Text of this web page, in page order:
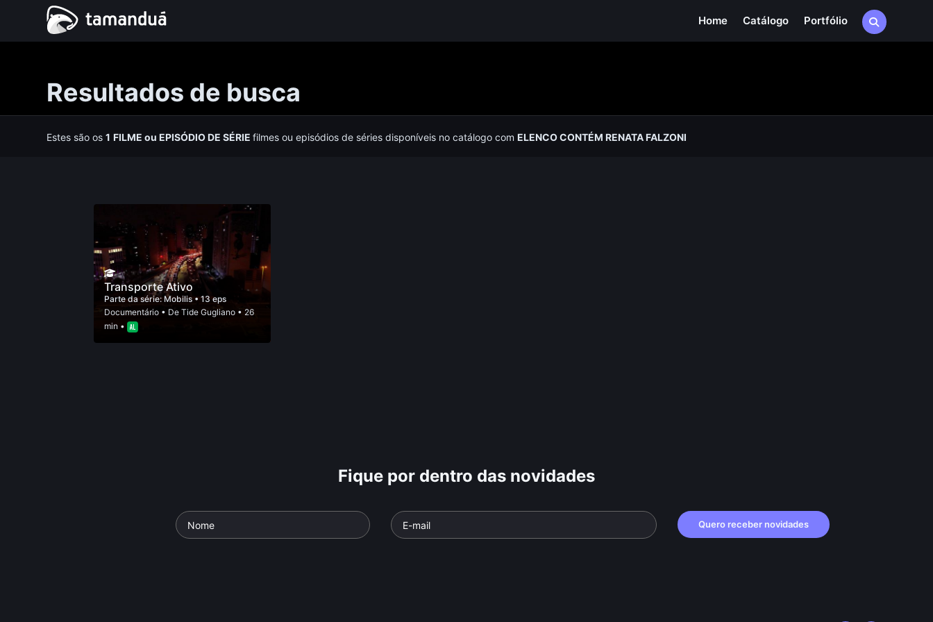
Home Catálogo Portfólio
Resultados de busca
Estes são os1 FILMEou EPISÓDIO DE SÉRIEfilmes ou episódios de séries disponíveis no catálogo comELENCO CONTÉM RENATA FALZONI
Transporte Ativo
Parte da série: Mobilis • 13 eps
Documentário• De Tide Gugliano• 26
min •
Fique por dentro das novidades
Quero receber novidades